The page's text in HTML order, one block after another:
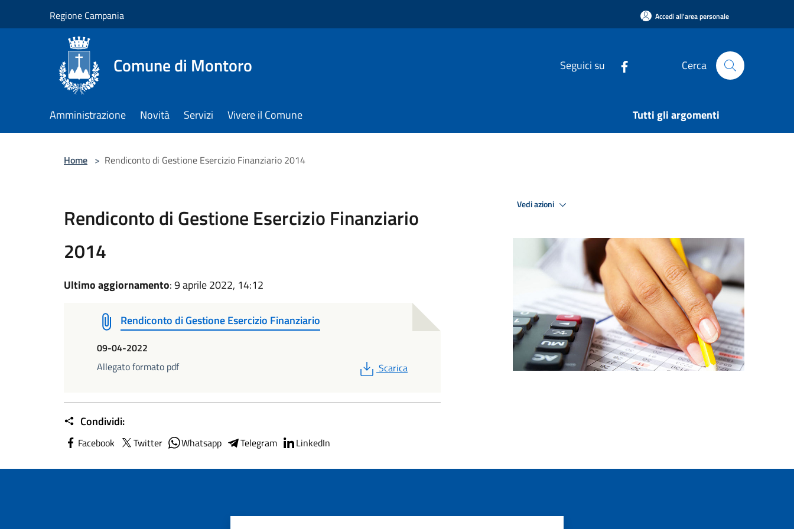
Regione Campania Accedi all'area personale
Comune di Montoro Seguici su Cerca
Amministrazione Novità Servizi Vivere il Comune Tutti gli argomenti
Home > Rendiconto di Gestione Esercizio Finanziario 2014
Rendiconto di Gestione Esercizio Finanziario
2014
Ultimo aggiornamento: 9 aprile 2022, 14:12
Rendiconto di Gestione Esercizio Finanziario
09-04-2022
Allegato formato pdf
PDF
Scarica
Condividi:
Facebook Twitter Whatsapp Telegram LinkedIn
Vedi azioni